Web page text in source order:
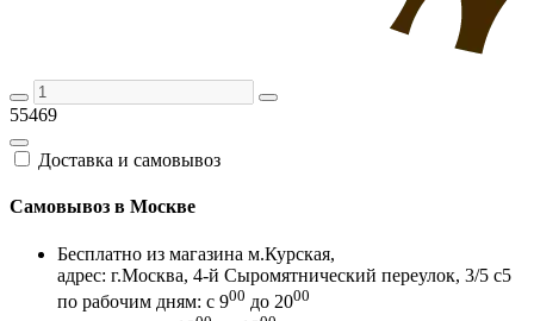
55469
Доставка и самовывоз
Самовывоз в Москве
Бесплатно из магазина м.Курская,
адрес: г.Москва, 4-й Сыромятнический переулок, 3/5 с5
по рабочим дням: с 900 до 2000